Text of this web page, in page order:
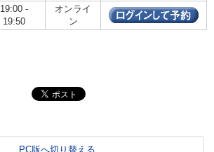
19:00 -
19:50
オンライ
ン
PC版へ切り替える